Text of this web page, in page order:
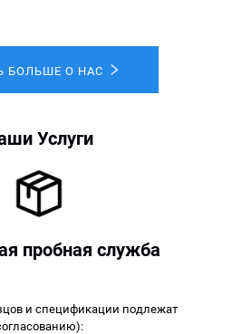
БОЛЬШЕ О НАС
Услуги
пробная служба
и спецификации подлежат